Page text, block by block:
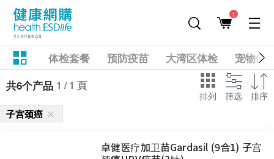
1
体检套餐 预防疫苗 大湾区体检
宠物健
共6个产品 1 / 1 頁
排列 筛选 排序
子宫颈癌
卓健医疗加卫苗Gardasil (9合1) 子宫